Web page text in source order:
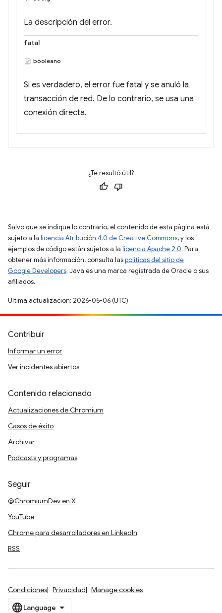
La descripción del error.
fatal
booleano
Si es verdadero, el error fue fatal y se anuló la
transacción de red. De lo contrario, se usa una
conexión directa.
¿Te resultó útil?
Salvo que se indique lo contrario, el contenido de esta página está
sujeto a la licencia Atribución 4.0 de Creative Commons, y los
ejemplos de código están sujetos a la licencia Apache 2.0. Para
obtener más información, consulta laspolíticas del sitio de
Google Developers. Java es una marca registrada de Oracle o sus
afiliados.
Última actualización: 2026-05-06 (UTC)
Contribuir
Informar un error
Ver incidentes abiertos
Contenido relacionado
Actualizaciones de Chromium
Casos de éxito
Archivar
Podcasts y programas
Seguir
@ChromiumDev en X
YouTube
Chrome para desarrolladores en LinkedIn
RSS
Condiciones Privacidad Manage cookies